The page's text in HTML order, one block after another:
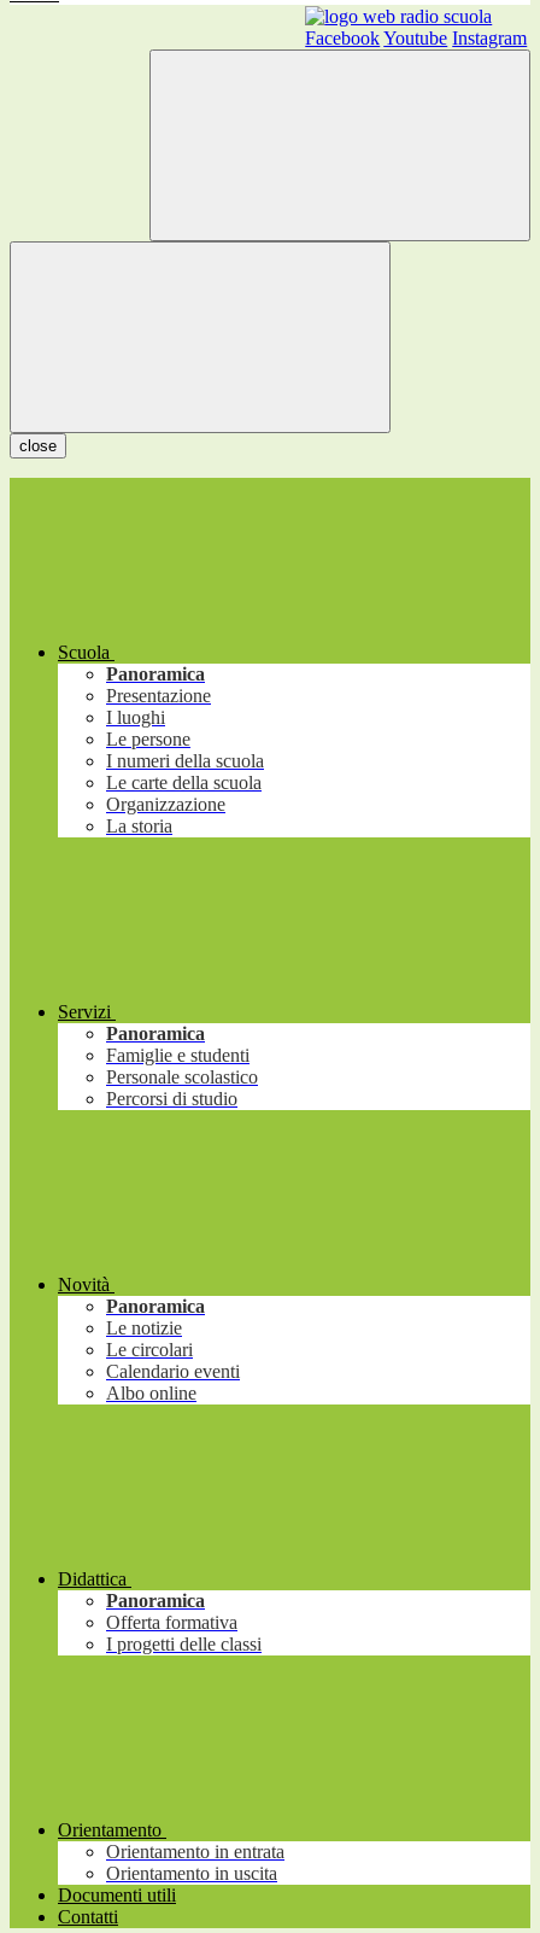
FacebookYoutube Instagram
close
Scuola
Panoramica
Presentazione
I luoghi
Le persone
I numeri della scuola
Le carte della scuola
Organizzazione
La storia
Servizi
Panoramica
Famiglie e studenti
Personale scolastico
Percorsi di studio
Novità
Panoramica
Le notizie
Le circolari
Calendario eventi
Albo online
Didattica
Panoramica
Offerta formativa
I progetti delle classi
Orientamento
Orientamento in entrata
Orientamento in uscita
Documenti utili
Contatti